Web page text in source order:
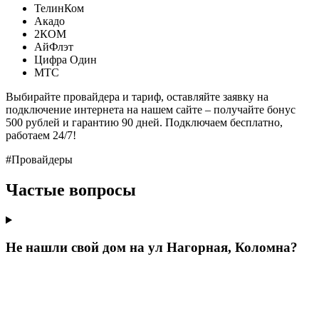
ТелинКом
Акадо
2КОМ
АйФлэт
Цифра Один
МТС
Выбирайте провайдера и тариф, оставляйте заявку на
подключение интернета на нашем сайте – получайте бонус
500 рублей и гарантию 90 дней. Подключаем бесплатно,
работаем 24/7!
#Провайдеры
Частые вопросы
Не нашли свой дом на ул Нагорная, Коломна?